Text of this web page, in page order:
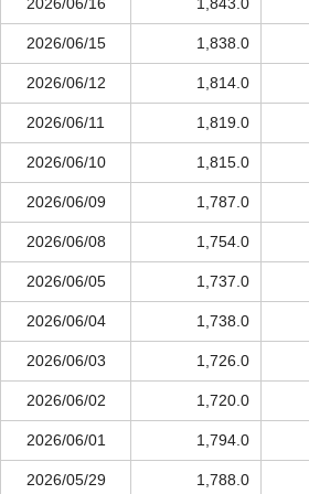
2026/06/15 1,838.0
2026/06/12 1,814.0
2026/06/11 1,819.0
2026/06/10 1,815.0
2026/06/09 1,787.0
2026/06/08 1,754.0
2026/06/05 1,737.0
2026/06/04 1,738.0
2026/06/03 1,726.0
2026/06/02 1,720.0
2026/06/01 1,794.0
2026/05/29 1,788.0